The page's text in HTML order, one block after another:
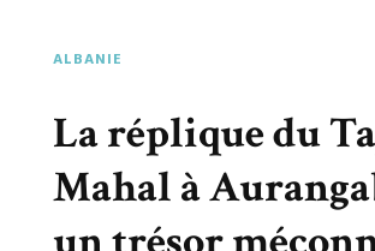
ALBANIE
La réplique du
Mahal à